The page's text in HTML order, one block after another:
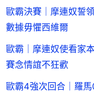
歐霸決賽｜摩連奴誓
數據毋懼西維爾
歐霸｜摩連奴使看家
賽念情誼不狂歡
歐霸4強次回合｜羅